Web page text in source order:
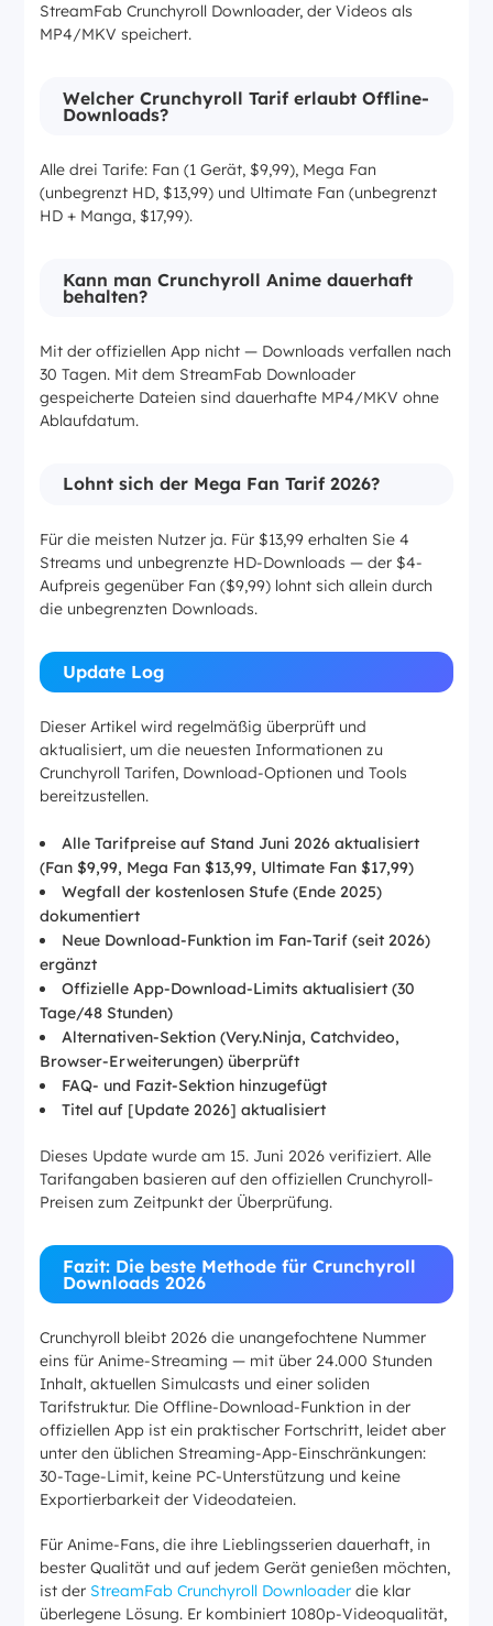
StreamFab Crunchyroll Downloader, der Videos als
MP4/MKV speichert.
Welcher Crunchyroll Tarif erlaubt Offline-
Downloads?
Alle drei Tarife: Fan (1 Gerät, $9,99), Mega Fan
(unbegrenzt HD, $13,99) und Ultimate Fan (unbegrenzt
HD + Manga, $17,99).
Kann man Crunchyroll Anime dauerhaft
behalten?
Mit der offiziellen App nicht — Downloads verfallen nach
30 Tagen. Mit dem StreamFab Downloader
gespeicherte Dateien sind dauerhafte MP4/MKV ohne
Ablaufdatum.
Lohnt sich der Mega Fan Tarif 2026?
Für die meisten Nutzer ja. Für $13,99 erhalten Sie 4
Streams und unbegrenzte HD-Downloads — der $4-
Aufpreis gegenüber Fan ($9,99) lohnt sich allein durch
die unbegrenzten Downloads.
Update Log
Dieser Artikel wird regelmäßig überprüft und
aktualisiert, um die neuesten Informationen zu
Crunchyroll Tarifen, Download-Optionen und Tools
bereitzustellen.
Alle Tarifpreise auf Stand Juni 2026 aktualisiert
(Fan $9,99, Mega Fan $13,99, Ultimate Fan $17,99)
Wegfall der kostenlosen Stufe (Ende 2025)
dokumentiert
Neue Download-Funktion im Fan-Tarif (seit 2026)
ergänzt
Offizielle App-Download-Limits aktualisiert (30
Tage/48 Stunden)
Alternativen-Sektion (Very.Ninja, Catchvideo,
Browser-Erweiterungen) überprüft
FAQ- und Fazit-Sektion hinzugefügt
Titel auf [Update 2026] aktualisiert
Dieses Update wurde am 15. Juni 2026 verifiziert. Alle
Tarifangaben basieren auf den offiziellen Crunchyroll-
Preisen zum Zeitpunkt der Überprüfung.
Fazit: Die beste Methode für Crunchyroll
Downloads 2026
Crunchyroll bleibt 2026 die unangefochtene Nummer
eins für Anime-Streaming — mit über 24.000 Stunden
Inhalt, aktuellen Simulcasts und einer soliden
Tarifstruktur. Die Offline-Download-Funktion in der
offiziellen App ist ein praktischer Fortschritt, leidet aber
unter den üblichen Streaming-App-Einschränkungen:
30-Tage-Limit, keine PC-Unterstützung und keine
Exportierbarkeit der Videodateien.
Für Anime-Fans, die ihre Lieblingsserien dauerhaft, in
bester Qualität und auf jedem Gerät genießen möchten,
ist der StreamFab Crunchyroll Downloader die klar
überlegene Lösung. Er kombiniert 1080p-Videoqualität,